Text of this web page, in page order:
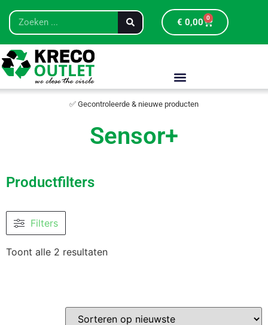
€ 0,00 0
✅ Gecontroleerde & nieuwe producten
Sensor+
Productfilters
Filters
Toont alle 2 resultaten